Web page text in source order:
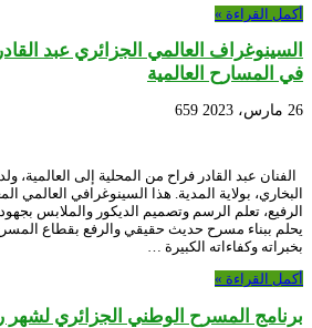
أكمل القراءة »
السينوغراف العالمي الجزائري عبد
في المسارح العالمية
26 مارس، 2023 659
البخاري، بولاية المدية. هذا السينوغرافي العالمي
الرفيع، تعلم الرسم وتصميم الديكور والملابس
يحلم ببناء مسرح حديث حقيقي والرفع بقطاع
بخبراته وكفاءاته الكبيرة …
أكمل القراءة »
برنامج المسرح الوطني الجزائري لشهر